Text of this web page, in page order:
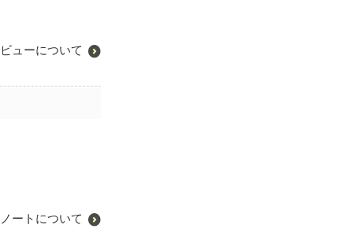
ューについて
ートについて